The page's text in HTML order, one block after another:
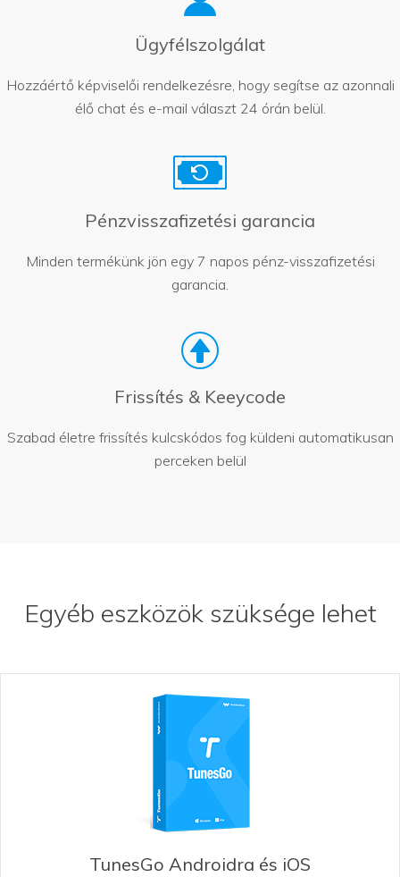
Ügyfélszolgálat
Hozzáértő képviselői rendelkezésre, hogy segítse az azonnali
élő chat és e-mail választ 24 órán belül.
Pénzvisszafizetési garancia
Minden termékünk jön egy 7 napos pénz-visszafizetési
garancia.
Frissítés & Keeycode
Szabad életre frissítés kulcskódos fog küldeni automatikusan
perceken belül
Egyéb eszközök szüksége lehet
TunesGo Androidra és iOS